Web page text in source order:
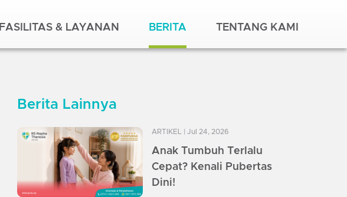
FASILITAS & LAYANAN BERITA TENTANG KAMI
Berita Lainnya
ARTIKEL | Jul 24, 2026
Anak Tumbuh Terlalu
Cepat? Kenali Pubertas
Dini!